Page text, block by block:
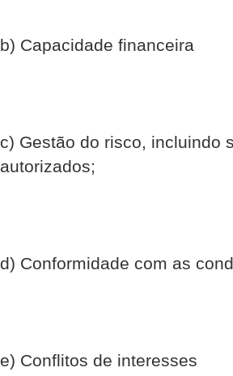
b) Capacidade financeira
c) Gestão do risco, incluindo
autorizados;
d) Conformidade com as
e) Conflitos de interesses